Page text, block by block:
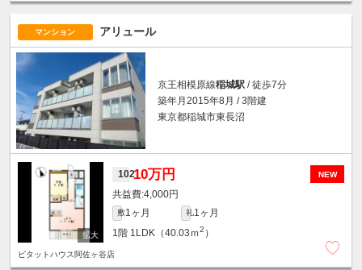
マンション アリュール
京王相模原線稲城駅 / 徒歩7分
築年月2015年8月 / 3階建
東京都稲城市東長沼
NEW
10210万円
4,000円
敷1ヶ月 礼1ヶ月
1階 1LDK（40.03ｍ2 ）
ピタットハウス阿佐ヶ谷店